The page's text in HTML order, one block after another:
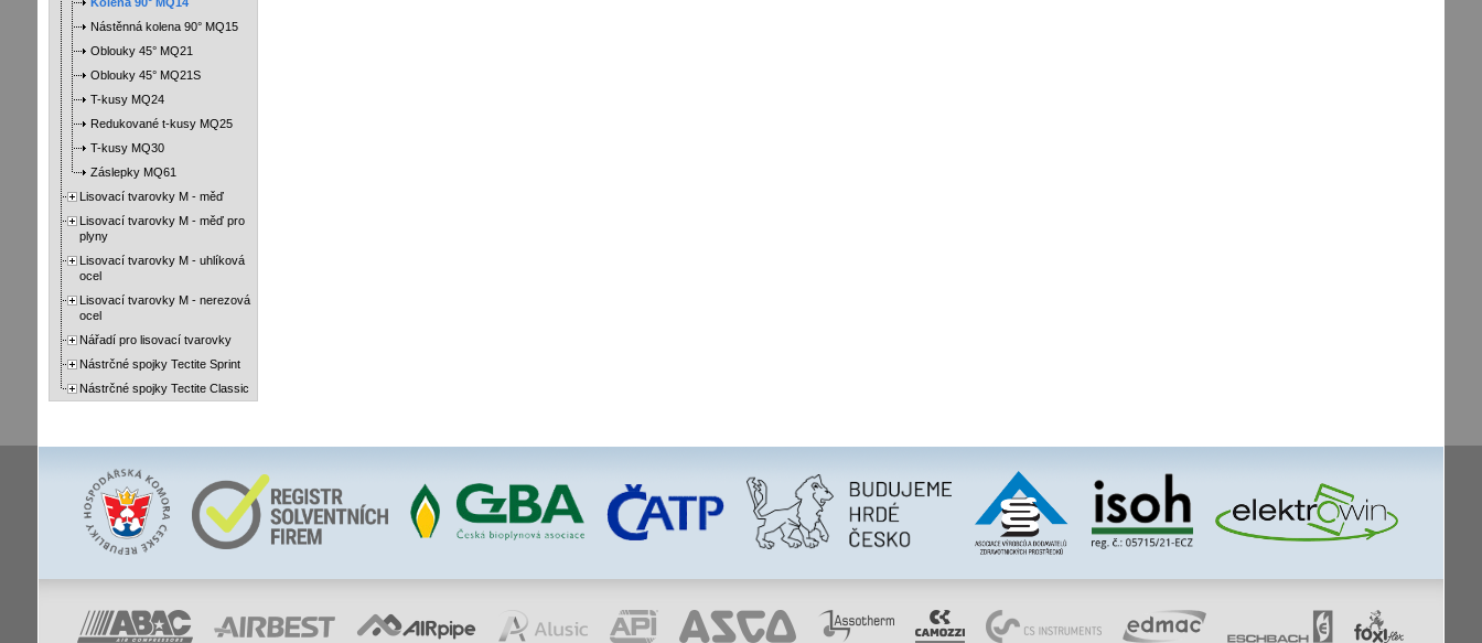
Nástěnná kolena 90° MQ15
Oblouky 45° MQ21
Oblouky 45° MQ21S
T-kusy MQ24
Redukované t-kusy MQ25
T-kusy MQ30
Záslepky MQ61
Lisovací tvarovky M - měď
Lisovací tvarovky M - měď pro
plyny
Lisovací tvarovky M - uhlíková
ocel
Lisovací tvarovky M - nerezová
ocel
Nářadí pro lisovací tvarovky
Nástrčné spojky Tectite Sprint
Nástrčné spojky Tectite Classic